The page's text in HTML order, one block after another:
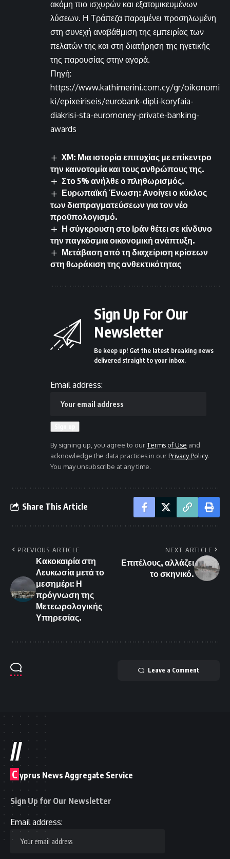
ακόμη πιο ισχυρών και εξατομικευμένων
λύσεων. Η Τράπεζα παραμένει προσηλωμένη
στη συνεχή αναβάθμιση της εμπειρίας των
πελατών της και στη διατήρηση της ηγετικής
της παρουσίας στην αγορά.
Πηγή:
https://www.kathimerini.com.cy/gr/oikonomi
ki/epixeiriseis/eurobank-dipli-koryfaia-
diakrisi-sta-euromoney-private-banking-
awards
XM: Μια ιστορία επιτυχίας με επίκεντρο
την καινοτομία και τους ανθρώπους της.
Στο 5% ανήλθε ο πληθωρισμός.
Ευρωπαϊκή Ένωση: Ανοίγει ο κύκλος
των διαπραγματεύσεων για τον νέο
προϋπολογισμό.
Η σύγκρουση στο Ιράν θέτει σε κίνδυνο
την παγκόσμια οικονομική ανάπτυξη.
Μετάβαση από τη διαχείριση κρίσεων
στη θωράκιση της ανθεκτικότητας
Sign Up For Our
Newsletter
Be keep up! Get the latest breaking news
delivered straight to your inbox.
Email address:
By signing up, you agree to ourTerms of Use and
acknowledge the data practices in ourPrivacy Policy.
You may unsubscribe at any time.
Share This Article
PREVIOUS ARTICLE
Κακοκαιρία στη
Λευκωσία μετά το
μεσημέρι: Η
πρόγνωση της
Μετεωρολογικής
Υπηρεσίας.
NEXT ARTICLE
Επιτέλους, αλλάζει
το σκηνικό.
Leave a Comment
//
C yprus News Aggregate Service
Sign Up for Our Newsletter
Email address: